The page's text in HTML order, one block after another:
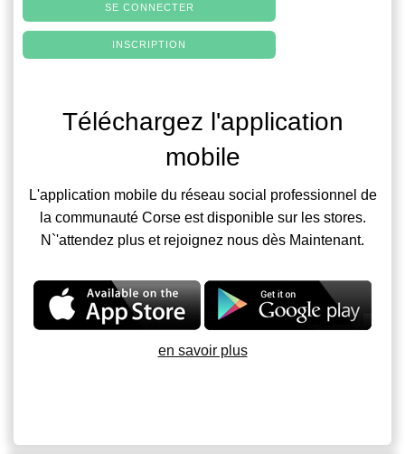
SE CONNECTER
INSCRIPTION
Téléchargez l'application
mobile
L'application mobile du réseau social professionnel de
la communauté Corse est disponible sur les stores.
N`'attendez plus et rejoignez nous dès Maintenant.
en savoir plus